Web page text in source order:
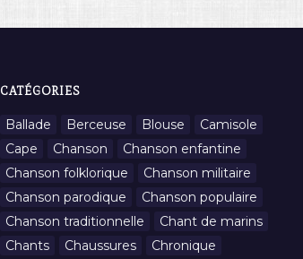
CATÉGORIES
Ballade Berceuse Blouse
Camisole
Cape
Chanson
Chanson enfantine
Chanson folklorique
Chanson militaire
Chanson parodique
Chanson populaire
Chanson traditionnelle
Chant de marins
Chants
Chaussures
Chronique